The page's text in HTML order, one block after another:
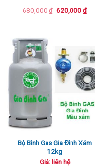
680,000₫ Giá
620,000₫Giá
hiện
Bộ Bình Gas Gia Đình Xám
12kg
Giá: liên hệ